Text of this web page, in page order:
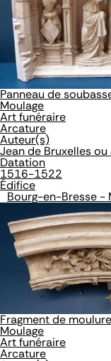
Panneau de
Moulage
Art funéraire
Arcature
Auteur(s)
Jean de Bruxelles ou
Datation
1516-1522
Édifice
Bourg-en-Bresse -
Fragment de
Moulage
Art funéraire
Arcature